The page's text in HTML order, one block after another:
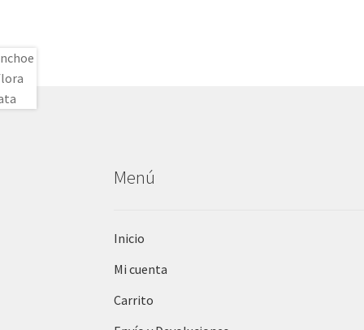
Menú
Inicio
Mi cuenta
Carrito